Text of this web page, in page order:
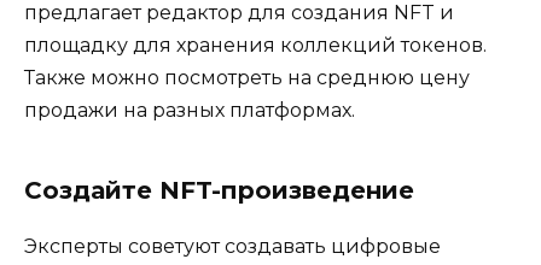
предлагает редактор для создания NFT и
площадку для хранения коллекций токенов.
Также можно посмотреть на среднюю цену
продажи на разных платформах.
Создайте NFT-произведение
Эксперты советуют создавать цифровые